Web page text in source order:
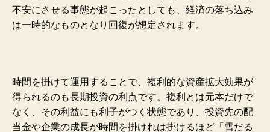
不安にさせる事態が起こったとしても、経済の落ち込み
は一時的なものとなり回復が想定されます。
時間を掛けて運用することで、複利的な資産拡大効果が
得られるのも長期投資の利点です。複利とは元本だけで
なく、その利益にも利子がつく状態であり、投資先の配
当金や企業の成長が時間を掛けれは掛けるほど「雪だる